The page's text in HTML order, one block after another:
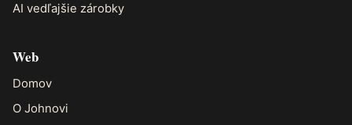
AI vedľajšie zárobky
Web
Domov
O Johnovi